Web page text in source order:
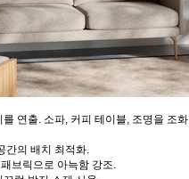
연출. 소파, 커피 테이블, 조명을 조화
간의 배치 최적화.
브릭으로 아늑함 강조.